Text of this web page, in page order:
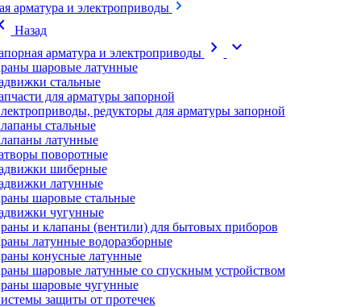
арматура и электроприводы
Назад
арматура и электроприводы
chevron_right expand_more
шаровые латунные
стальные
для арматуры запорной
редукторы для арматуры запорной
стальные
латунные
поворотные
шиберные
латунные
шаровые стальные
чугунные
и клапаны (вентили) для бытовых приборов
латунные водоразборные
конусные латунные
шаровые латунные со спускным устройством
шаровые чугунные
защиты от протечек